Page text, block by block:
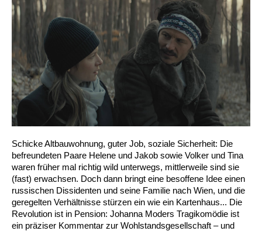
Schicke Altbauwohnung, guter Job, soziale Sicherheit: Die
befreundeten Paare Helene und Jakob sowie Volker und Tina
waren früher mal richtig wild unterwegs, mittlerweile sind sie
(fast) erwachsen. Doch dann bringt eine besoffene Idee einen
russischen Dissidenten und seine Familie nach Wien, und die
geregelten Verhältnisse stürzen ein wie ein Kartenhaus... Die
Revolution ist in Pension: Johanna Moders Tragikomödie ist
ein präziser Kommentar zur Wohlstandsgesellschaft – und